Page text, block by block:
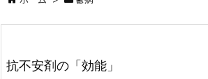
抗不安剤の「効能」